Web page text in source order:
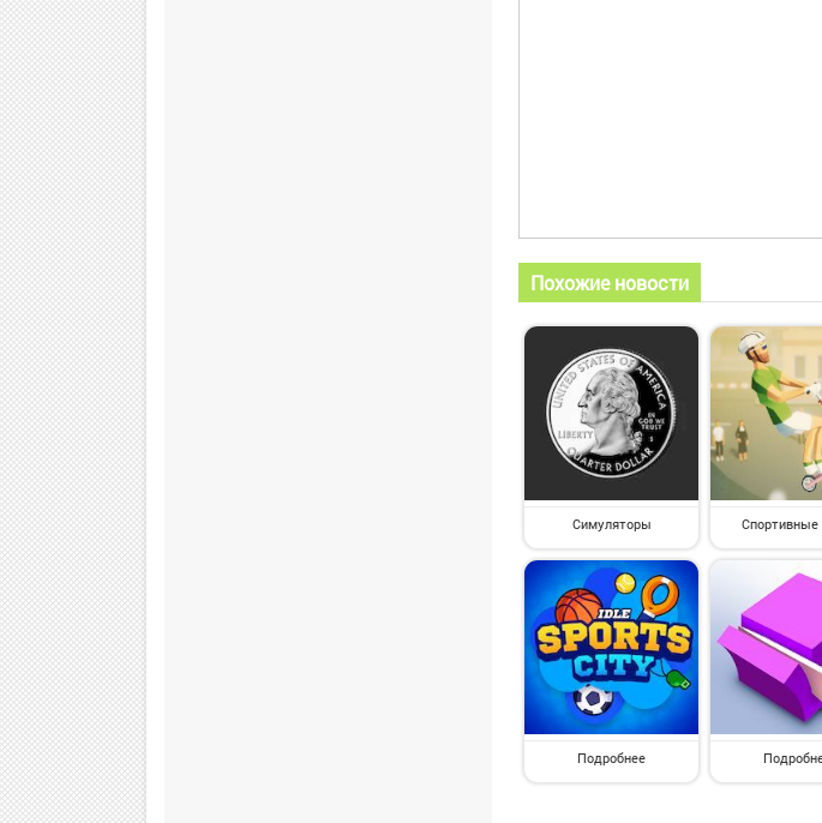
Похожие новости
Симуляторы Спортивные
Подробнее